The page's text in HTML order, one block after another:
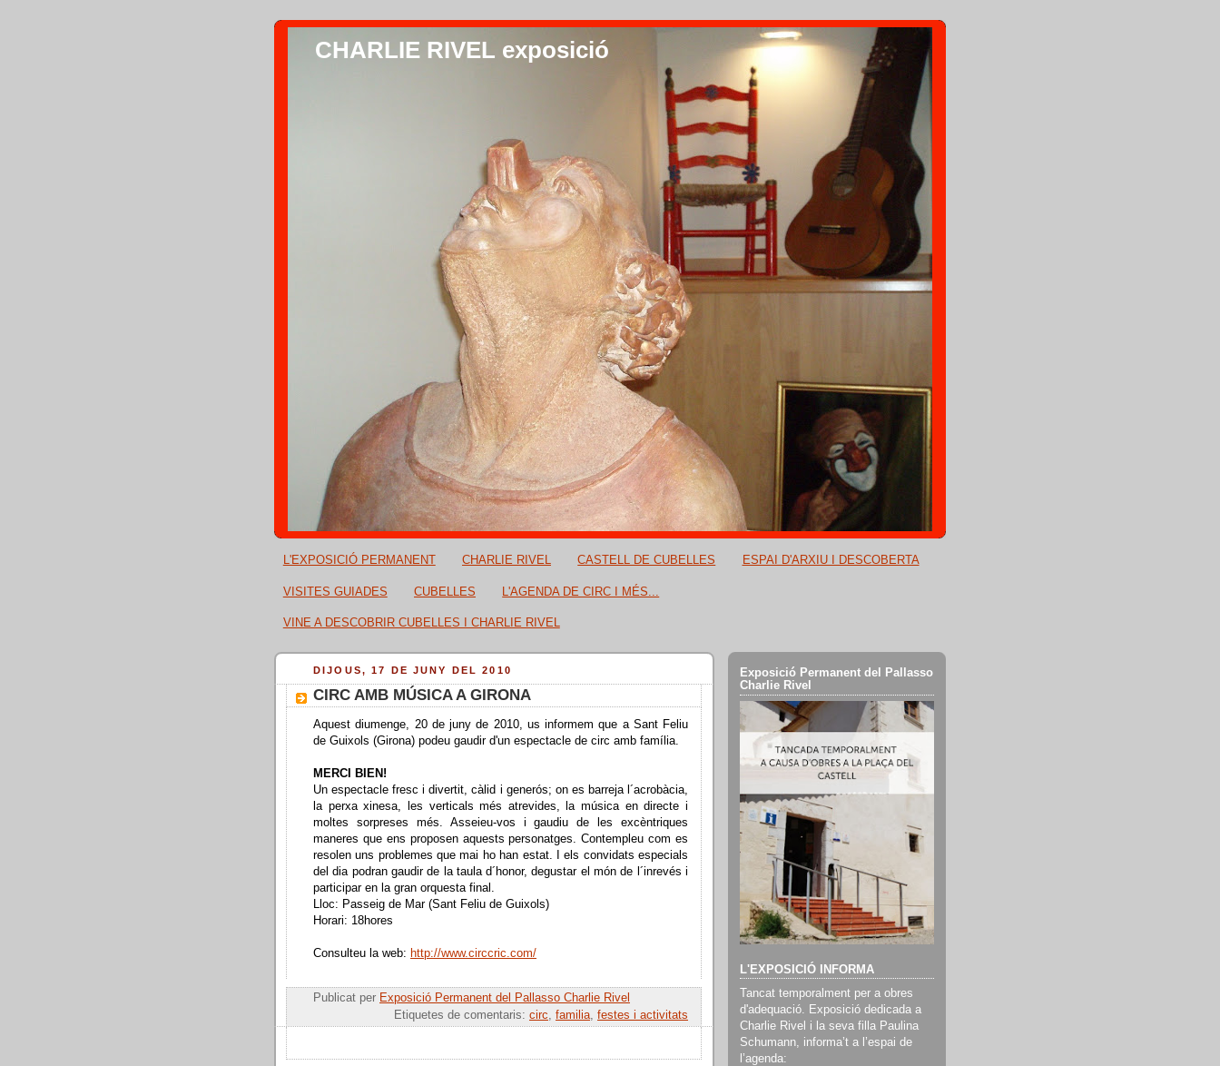
CHARLIE RIVEL exposició
L'EXPOSICIÓ PERMANENT CHARLIE RIVEL CASTELL DE CUBELLES ESPAI D'ARXIU I DESCOBERTA
VISITES GUIADES CUBELLES L'AGENDA DE CIRC I MÉS...
VINE A DESCOBRIR CUBELLES I CHARLIE RIVEL
DIJOUS, 17 DE JUNY DEL 2010
CIRC AMB MÚSICA A GIRONA
Aquest diumenge, 20 de juny de 2010, us informem que a Sant Feliu
de Guixols (Girona) podeu gaudir d'un espectacle de circ amb família.
MERCI BIEN!
Un espectacle fresc i divertit, càlid i generós; on es barreja l´acrobàcia,
la perxa xinesa, les verticals més atrevides, la música en directe i
moltes sorpreses més. Asseieu-vos i gaudiu de les excèntriques
maneres que ens proposen aquests personatges. Contempleu com es
resolen uns problemes que mai ho han estat. I els convidats especials
del dia podran gaudir de la taula d´honor, degustar el món de l´inrevés i
participar en la gran orquesta final.
Lloc: Passeig de Mar (Sant Feliu de Guixols)
Horari: 18hores
Consulteu la web: http://www.circcric.com/
Publicat per Exposició Permanent del Pallasso Charlie Rivel
Etiquetes de comentaris: circ, familia, festes i activitats
Exposició Permanent del Pallasso
Charlie Rivel
L'EXPOSICIÓ INFORMA
Tancat temporalment per a obres
d'adequació. Exposició dedicada a
Charlie Rivel i la seva filla Paulina
Schumann, informa’t a l’espai de
l’agenda: